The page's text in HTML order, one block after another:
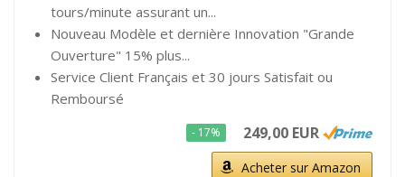
tours/minute assurant un...
Nouveau Modèle et dernière Innovation "Grande
Ouverture" 15% plus...
Service Client Français et 30 jours Satisfait ou
Remboursé
- 17% 249,00 EUR
Acheter sur Amazon